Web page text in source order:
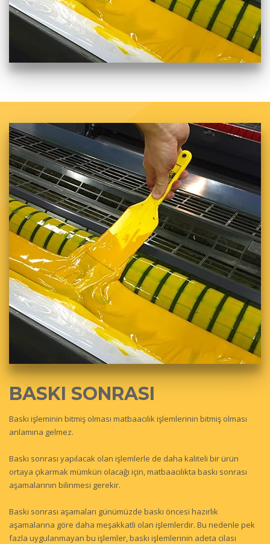
BASKI SONRASI
Baskı işleminin bitmiş olması matbaacılık işlemlerinin bitmiş olması
anlamına gelmez.
Baskı sonrası yapılacak olan işlemlerle de daha kaliteli bir ürün
ortaya çıkarmak mümkün olacağı için, matbaacılıkta baskı sonrası
aşamalarının bilinmesi gerekir.
Baskı sonrası aşamaları günümüzde baskı öncesi hazırlık
aşamalarına göre daha meşakkatli olan işlemlerdir. Bu nedenle pek
fazla uygulanmayan bu işlemler, baskı işlemlerinin adeta cilası